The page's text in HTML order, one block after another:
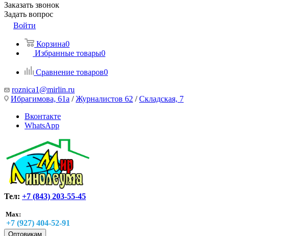
Заказать звонок
Задать вопрос
Войти
Корзина0
Избранные товары0
Сравнение товаров0
roznica1@mirlin.ru
Ибрагимова, 61а /Журналистов 62 /Складская, 7
Вконтакте
WhatsApp
Тел: +7 (843) 203-55-45
Max:
+7 (927) 404-52-91
Оптовикам